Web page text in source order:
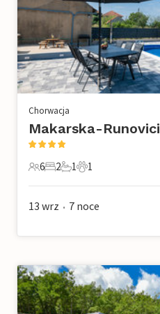
Chorwacja
Makarska-Runovici
6 Goście
6
2 Sypialnie
2
1 Łazienka
1
1 Zwierzę domowe
1
13 wrz • 7 noce